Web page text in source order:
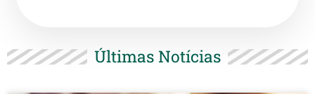
Últimas Notícias